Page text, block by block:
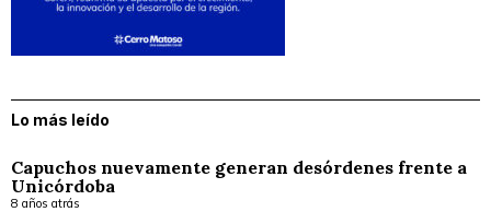
Lo más leído
Capuchos nuevamente generan desórdenes frente a
Unicórdoba
8 años atrás